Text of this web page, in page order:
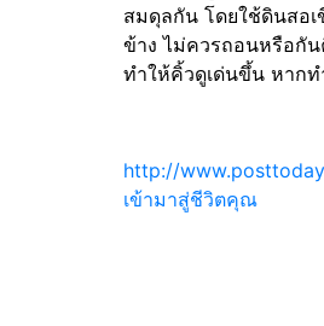
สมดุลกัน โดยใช้ดินสอ
ข้าง ไม่ควรถอนหรือกัน
ทำให้คิ้วดูเด่นขึ้น หาก
http://
เข้ามาสู่ชีวิตคุณ